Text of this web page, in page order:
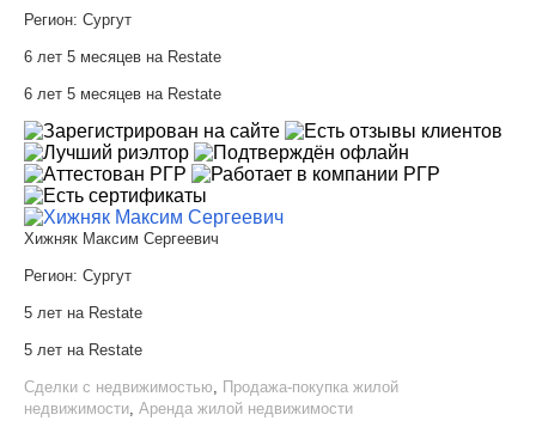
Регион: Сургут
6 лет 5 месяцев на Restate
6 лет 5 месяцев на Restate
Хижняк Максим Сергеевич
Регион: Сургут
5 лет на Restate
5 лет на Restate
Сделки с недвижимостью, Продажа-покупка жилой
недвижимости, Аренда жилой недвижимости